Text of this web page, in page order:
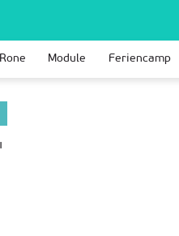
Module Feriencamp